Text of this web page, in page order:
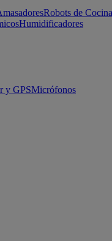
Robots de Cocina
Humidificadores
y GPSMicrófonos